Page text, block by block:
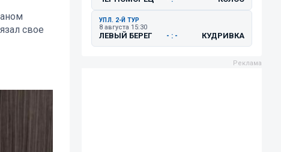
свое
УПЛ. 2-Й ТУР
8 августа 15:30
ЛЕВЫЙ БЕРЕГ - : - КУДРИВКА